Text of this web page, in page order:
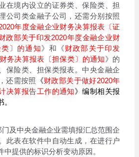
境内设立的证券类、保险类、担
公司类金融子公司，还需分别按照
年度金融企业财务决算报表〔证
政部关于印发2020年度金融企业财
〕的通知》和《财政部关于印发
务决算报表〔担保类〕的通知》的
保险类、担保类报表。中央金融企
还需按照 《财政部关于做好2020年
决算报告工作的通知》编制相关报
中央金融企业需填报汇总范围企
此表在软件中自动生成，在进行户
提供的标识分析变动原因。